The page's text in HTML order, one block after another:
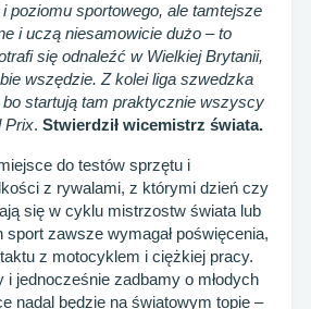
poziomu sportowego, ale tamtejsze
i uczą niesamowicie dużo – to
się odnaleźć w Wielkiej Brytanii,
wszędzie. Z kolei liga szwedzka
startują tam praktycznie wszyscy
Prix. Stwierdził wicemistrz świata.
do testów sprzętu i
z rywalami, z którymi dzień czy
się w cyklu mistrzostw świata lub
sport zawsze wymagał poświęcenia,
z motocyklem i ciężkiej pracy.
jednocześnie zadbamy o młodych
nadal będzie na światowym topie –